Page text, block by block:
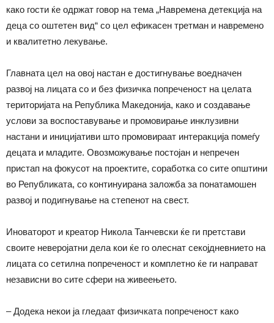
како гости ќе одржат говор на тема „Навремена детекција на
деца со оштетен вид“ со цел ефикасен третман и навремено
и квалитетно лекување.
Главната цел на овој настан е достигнување воедначен
развој на лицата со и без физичка попреченост на целата
територијата на Република Македонија, како и создавање
услови за воспоставување и промовирање инклузивни
настани и иницијативи што промовираат интеракција помеѓу
децата и младите. Овозможување постојан и непречен
пристап на фокусот на проектите, соработка со сите општини
во Републиката, со континуирана заложба за понатамошен
развој и подигнување на степенот на свест.
Иноваторот и креатор Никола Танчевски ќе ги претстави
своите неверојатни дела кои ќе го олеснат секојдневнието на
лицата со сетилна попреченост и комплетно ќе ги направат
независни во сите сфери на живеењето.
– Додека некои ја гледаат физичката попреченост како